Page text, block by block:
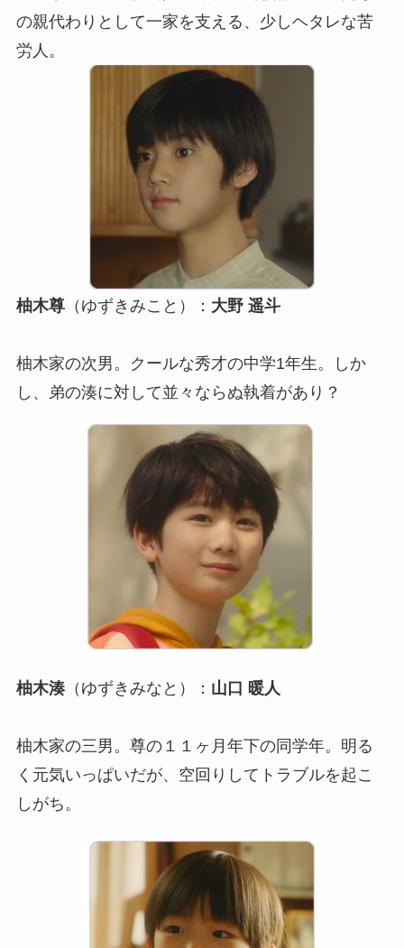
の親代わりとして一家を支える、少しヘタレな苦
労人。
柚木尊（ゆずきみこと）： 大野 遥斗
柚木家の次男。クールな秀才の中学1年生。しか
し、弟の湊に対して並々ならぬ執着があり？
柚木湊（ゆずきみなと）： 山口 暖人
柚木家の三男。尊の１１ヶ月年下の同学年。明る
く元気いっぱいだが、空回りしてトラブルを起こ
しがち。